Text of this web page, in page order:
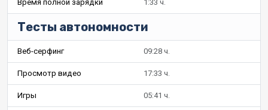
Время полной зарядки 1:33 ч.
Тесты автономности
Веб-серфинг 09:28 ч.
Просмотр видео 17:33 ч.
Игры 05:41 ч.